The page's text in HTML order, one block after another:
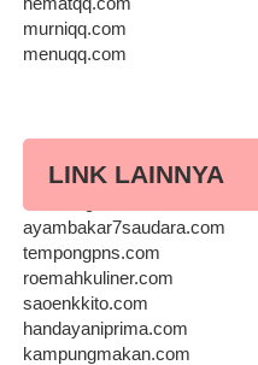
murniqq.com
menuqq.com
LINK LAINNYA
ayambakar7saudara.com
tempongpns.com
roemahkuliner.com
saoenkkito.com
handayaniprima.com
kampungmakan.com